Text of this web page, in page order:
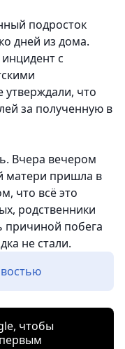
подросток
дней из дома.
с
что
за полученную в
Вчера вечером
матери пришла в
что всё это
родственники
причиной побега
не стали.
чтобы